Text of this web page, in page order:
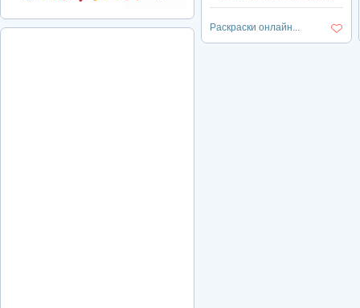
Раскраски онлайн...